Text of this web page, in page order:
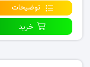
توضیحات
خرید